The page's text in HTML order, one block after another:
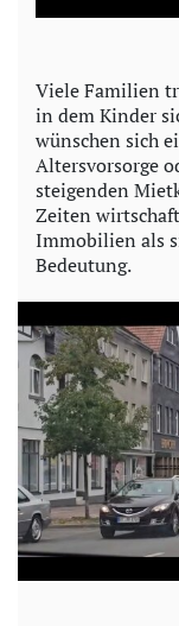
Viele Familien
in dem Kinder
wünschen sich
Altersvorsorge
steigenden
Zeiten
Immobilien als
Bedeutung.